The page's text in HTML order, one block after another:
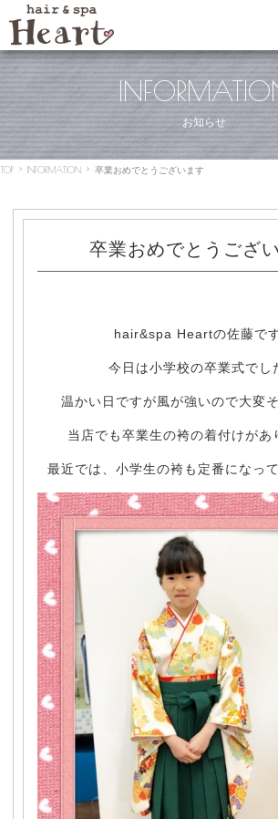
お知らせ
TOP > INFORMATION > 卒業おめでとうございます
卒業おめでとうござ
hair&spa Heartの佐藤です
今日は小学校の卒業式でし
温かい日ですが風が強いので大変そ
当店でも卒業生の袴の着付けがあ
最近では、小学生の袴も定番になっ